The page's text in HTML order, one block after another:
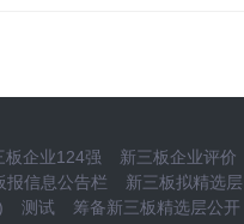
板企业124强
新三板企业评价
报信息公告栏
新三板拟精选层
测试
筹备新三板精选层公开